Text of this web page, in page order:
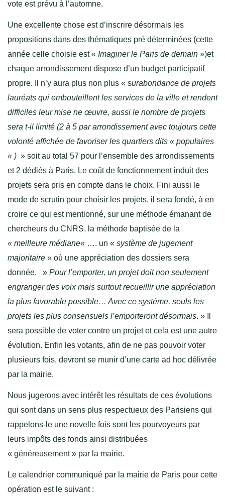
vote est prévu à l’automne.
Une excellente chose est d’inscrire désormais les
propositions dans des thématiques pré déterminées (cette
année celle choisie est « Imaginer le Paris de demain »)et
chaque arrondissement dispose d’un budget participatif
propre. Il n’y aura plus non plus « surabondance de projets
lauréats qui embouteillent les services de la ville et rendent
difficiles leur mise ne œuvre, aussi le nombre de projets
sera t-il limité (2 à 5 par arrondissement avec toujours cette
volonté affichée de favoriser les quartiers dits « populaires
« ) » soit au total 57 pour l’ensemble des arrondissements
et 2 dédiés à Paris. Le coût de fonctionnement induit des
projets sera pris en compte dans le choix. Fini aussi le
mode de scrutin pour choisir les projets, il sera fondé, à en
croire ce qui est mentionné, sur une méthode émanant de
chercheurs du CNRS, la méthode baptisée de la
« meilleure médiane« …. un « système de jugement
majoritaire » où une appréciation des dossiers sera
donnée. » Pour l’emporter, un projet doit non seulement
engranger des voix mais surtout recueillir une appréciation
la plus favorable possible… Avec ce système, seuls les
projets les plus consensuels l’emporteront désormais. » Il
sera possible de voter contre un projet et cela est une autre
évolution. Enfin les votants, afin de ne pas pouvoir voter
plusieurs fois, devront se munir d’une carte ad hoc délivrée
par la mairie.
Nous jugerons avec intérêt les résultats de ces évolutions
qui sont dans un sens plus respectueux des Parisiens qui
rappelons-le une novelle fois sont les pourvoyeurs par
leurs impôts des fonds ainsi distribuées
« généreusement » par la mairie.
Le calendrier communiqué par la mairie de Paris pour cette
opération est le suivant :